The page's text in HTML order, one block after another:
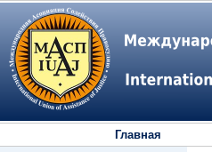
Главная